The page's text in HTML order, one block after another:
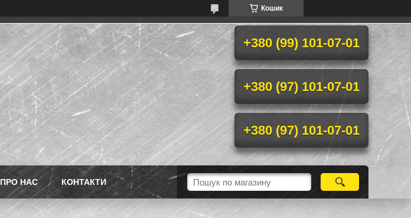
Кошик
+380 (99) 101-07-01
+380 (97) 101-07-01
+380 (97) 101-07-01
ПРО НАС КОНТАКТИ